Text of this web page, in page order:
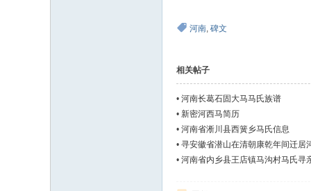
河南, 碑文
相关帖子
• 河南长葛石固大马马氏族谱
• 新密河西马简历
• 河南省淅川县西簧乡马氏信息
• 寻安徽省潜山在清朝康乾年间迁居
• 河南省内乡县王店镇马沟村马氏寻